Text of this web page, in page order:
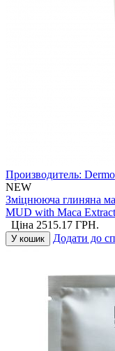
Производитель:
NEW
Зміцнююча глиняна
MUD with Maca Extract
Ціна 2515.17 ГРН.
У кошик Додати до